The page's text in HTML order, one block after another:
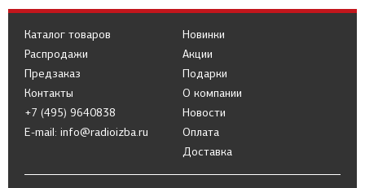
Каталог товаров
Распродажи
Предзаказ
Новинки
Акции
Подарки
Контакты
+7 (495) 9640838
E-mail: info@radioizba.ru
О компании
Новости
Оплата
Доставка